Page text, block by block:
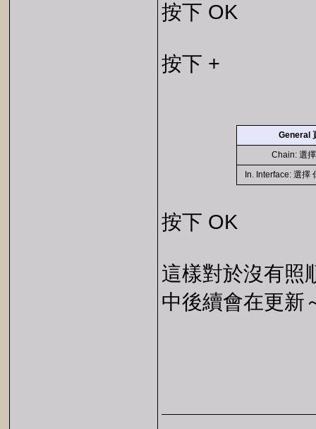
按下 OK
按下 +
General
Chain: 選
In. Interface: 選擇
按下 OK
這樣對於沒有照
中後續會在更新